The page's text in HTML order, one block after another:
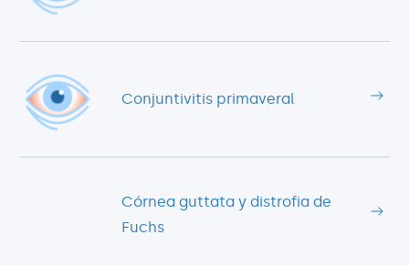
Conjuntivitis primaveral
Córnea guttata y distrofia de
Fuchs